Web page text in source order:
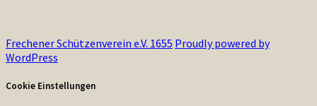
Frechener Schützenverein e.V. 1655 Proudly powered by
WordPress
Cookie Einstellungen